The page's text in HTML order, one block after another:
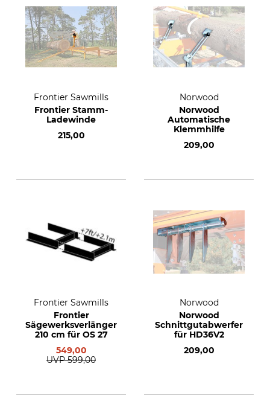
Frontier Sawmills
Frontier Stamm-
Ladewinde
215,00
Norwood
Norwood
Automatische
Klemmhilfe
209,00
Frontier Sawmills
Frontier
Sägewerksverlängerung
210 cm für OS 27
549,00
UVP 599,00
Norwood
Norwood
Schnittgutabwerfer
für HD36V2
209,00